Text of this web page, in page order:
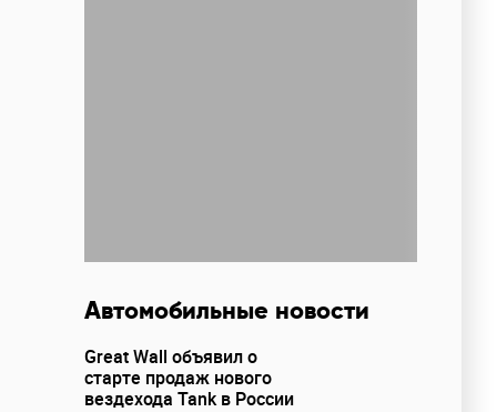
Автомобильные новости
Great Wall объявил о
старте продаж нового
вездехода Tank в России